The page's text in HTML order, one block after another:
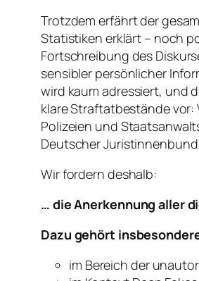
Trotzdem erfährt der
Statistiken erklärt – noch
Fortschreibung des
sensibler persönlicher
wird kaum adressiert, und
klare Straftatbestände
Polizeien und
Deutscher Juristinnenbund
Wir fordern deshalb:
… die Anerkennung aller
Dazu gehört
im Bereich der